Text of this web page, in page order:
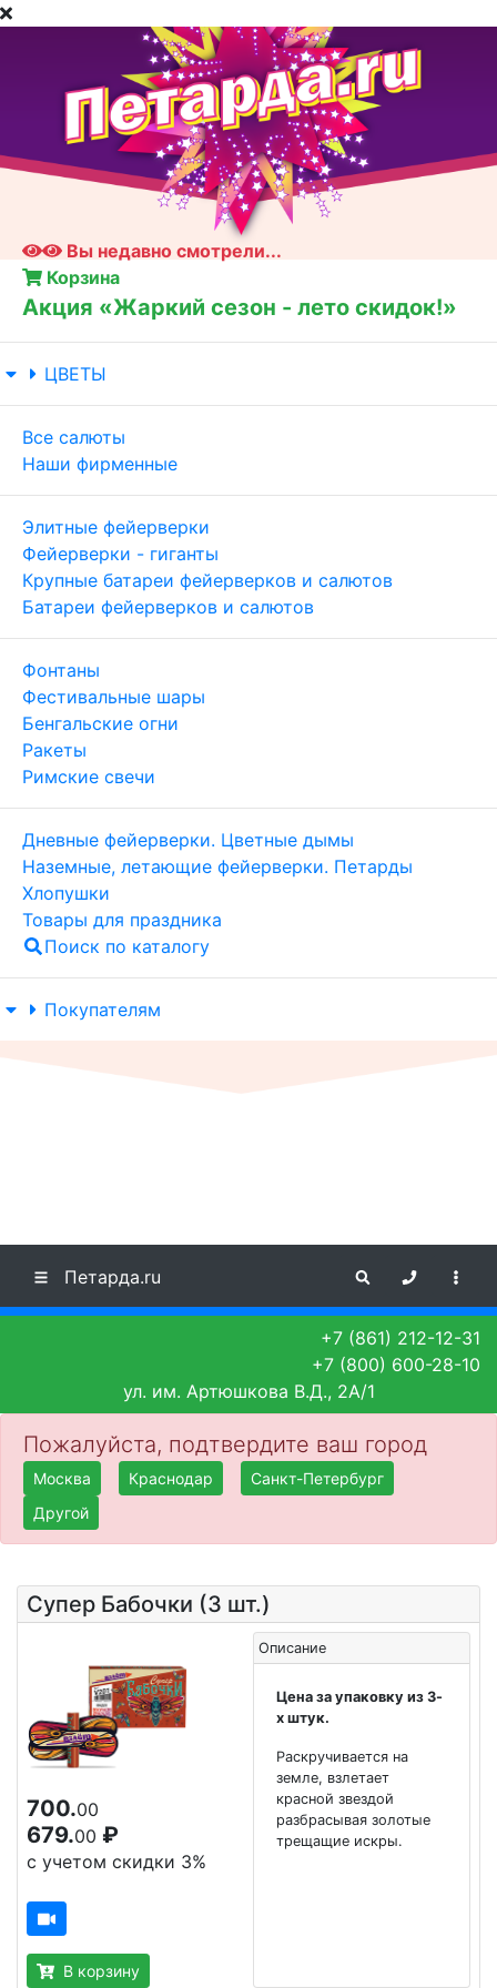
Вы недавно смотрели...
Корзина
Акция «Жаркий сезон - лето скидок!»
ЦВЕТЫ
Все салюты
Наши фирменные
Элитные фейерверки
Фейерверки - гиганты
Крупные батареи фейерверков и салютов
Батареи фейерверков и салютов
Фонтаны
Фестивальные шары
Бенгальские огни
Ракеты
Римские свечи
Дневные фейерверки. Цветные дымы
Наземные, летающие фейерверки. Петарды
Хлопушки
Товары для праздника
Поиск по каталогу
Покупателям
Петарда.ru
+7 (861) 212-12-31
+7 (800) 600-28-10
ул. им. Артюшкова В.Д., 2А/1
Пожалуйста, подтвердите ваш город
Москва Краснодар
Санкт-Петербург
Другой
Cупер Бабочки (3 шт.)
700.00
679.00 ₽
с учетом скидки 3%
В корзину
Описание
Цена за упаковку из 3-
х штук.
Раскручивается на
земле, взлетает
красной звездой
разбрасывая золотые
трещащие искры.